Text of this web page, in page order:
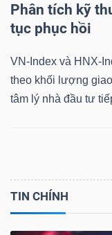
Phân tích kỹ
tục phục hồi
VN-Index và HNX-
theo khối lượng
tâm lý nhà đầu tư
TIN CHÍNH